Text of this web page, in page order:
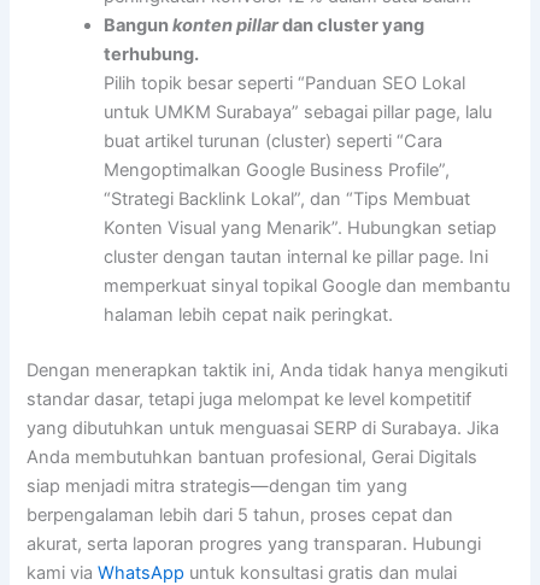
Bangunkonten pillardan cluster yang
terhubung.
Pilih topik besar seperti “Panduan SEO Lokal
untuk UMKM Surabaya” sebagai pillar page, lalu
buat artikel turunan (cluster) seperti “Cara
Mengoptimalkan Google Business Profile”,
“Strategi Backlink Lokal”, dan “Tips Membuat
Konten Visual yang Menarik”. Hubungkan setiap
cluster dengan tautan internal ke pillar page. Ini
memperkuat sinyal topikal Google dan membantu
halaman lebih cepat naik peringkat.
Dengan menerapkan taktik ini, Anda tidak hanya mengikuti
standar dasar, tetapi juga melompat ke level kompetitif
yang dibutuhkan untuk menguasai SERP di Surabaya. Jika
Anda membutuhkan bantuan profesional, Gerai Digitals
siap menjadi mitra strategis—dengan tim yang
berpengalaman lebih dari 5 tahun, proses cepat dan
akurat, serta laporan progres yang transparan. Hubungi
kami viaWhatsApp untuk konsultasi gratis dan mulai